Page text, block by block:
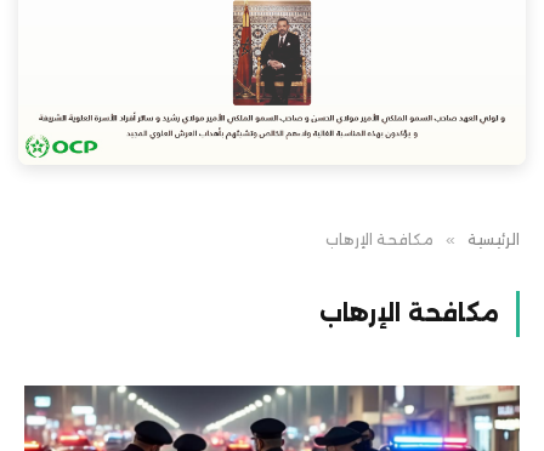
الرئيسية » مكافحة الإرهاب
مكافحة الإرهاب